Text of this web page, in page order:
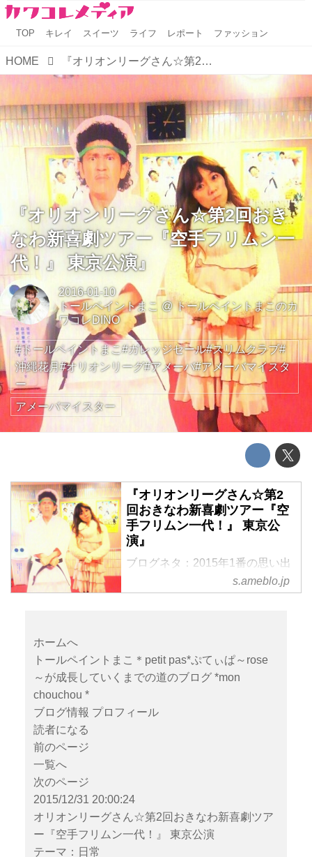
TOP キレイ スイーツ ライフ レポート ファッション
HOME 『オリオンリーグさん☆第2回おきなわ新喜劇ツアー『空手フリムン一代！』 東京公演』
『オリオンリーグさん☆第2回おき
なわ新喜劇ツアー『空手フリムン一
代！』 東京公演』
2016-01-10
トールペイントまこ @トールペイントまこのカ
ワコレDINO
#トールペイントまこ#ガレッジセール#スリムクラブ#
沖縄花月#オリオンリーグ#アメーバ#アメーバマイスタ
ー
アメーバマイスター
『オリオンリーグさん☆第2
回おきなわ新喜劇ツアー『空
手フリムン一代！』 東京公
演』
ブログネタ：2015年1番の思い出
【投稿でドットマネーがもらえ
る！】 参加中今年も吉本興業の
s.ameblo.jp
ホームへ
トールペイントまこ＊petit pas*ぷてぃぱ～rose
～が成長していくまでの道のブログ *mon
chouchou *
ブログ情報 プロフィール
読者になる
前のページ
一覧へ
次のページ
2015/12/31 20:00:24
オリオンリーグさん☆第2回おきなわ新喜劇ツア
ー『空手フリムン一代！』 東京公演
テーマ：日常